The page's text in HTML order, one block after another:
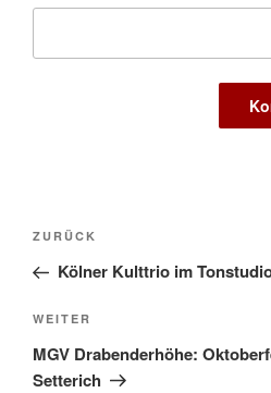
Beitragsnavigation
Vorheriger
Beitrag
ZURÜCK
Kölner Kulttrio im
Nächster
Beitrag
WEITER
MGV Drabenderhöhe:
Setterich